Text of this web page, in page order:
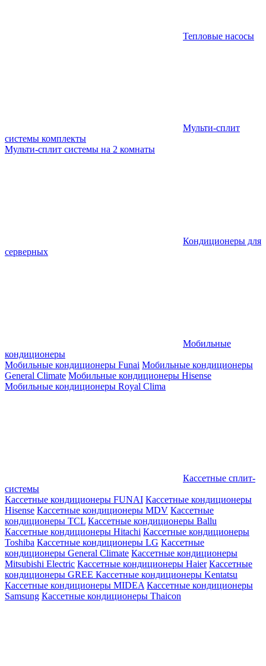
Тепловые насосы
Мульти-сплит
системы комплекты
Мульти-сплит системы на 2 комнаты
Кондиционеры для
серверных
Мобильные
кондиционеры
Мобильные кондиционеры Funai Мобильные кондиционеры
General Climate Мобильные кондиционеры Hisense
Мобильные кондиционеры Royal Clima
Кассетные сплит-
системы
Кассетные кондиционеры FUNAI Кассетные кондиционеры
Hisense Кассетные кондиционеры MDV Кассетные
кондиционеры TCL Кассетные кондиционеры Ballu
Кассетные кондиционеры Hitachi Кассетные кондиционеры
Toshiba Кассетные кондиционеры LG Кассетные
кондиционеры General Climate Кассетные кондиционеры
Mitsubishi Electric Кассетные кондиционеры Haier Кассетные
кондиционеры GREE Кассетные кондиционеры Kentatsu
Кассетные кондиционеры MIDEA Кассетные кондиционеры
Samsung Кассетные кондиционеры Thaicon